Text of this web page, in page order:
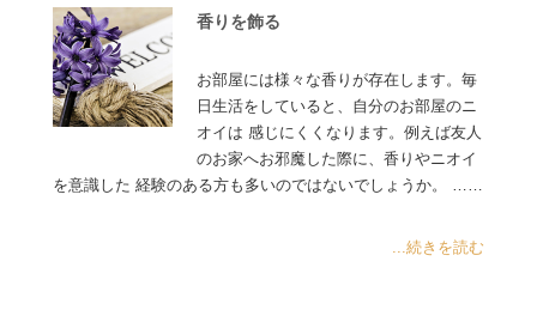
香りを飾る
お部屋には様々な香りが存在します。毎
日生活をしていると、自分のお部屋のニ
オイは 感じにくくなります。例えば友人
のお家へお邪魔した際に、香りやニオイ
を意識した 経験のある方も多いのではないでしょうか。 ……
...続きを読む